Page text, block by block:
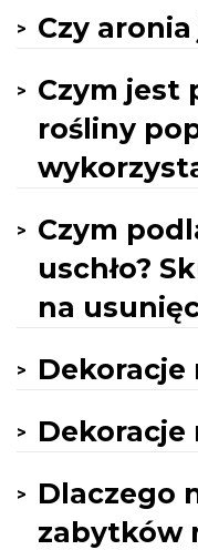
Czy
Czym jest
rośliny
Czym
uschło?
na
Dekoracje
Dlaczego
zabytków